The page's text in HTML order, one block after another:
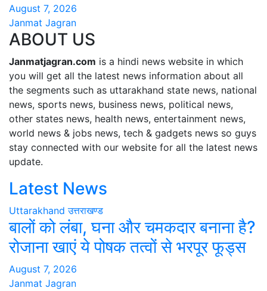
August 7, 2026
Janmat Jagran
ABOUT US
Janmatjagran.com is a hindi news website in which
you will get all the latest news information about all
the segments such as uttarakhand state news, national
news, sports news, business news, political news,
other states news, health news, entertainment news,
world news & jobs news, tech & gadgets news so guys
stay connected with our website for all the latest news
update.
Latest News
Uttarakhand उत्तराखण्ड
बालों को लंबा, घना और चमकदार बनाना है?
रोजाना खाएं ये पोषक तत्वों से भरपूर फूड्स
August 7, 2026
Janmat Jagran